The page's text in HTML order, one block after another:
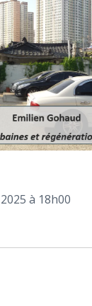
à 18h00